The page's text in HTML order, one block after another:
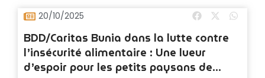
20/10/2025
BDD/Caritas Bunia dans la lutte contre
l’insécurité alimentaire : Une lueur
d’espoir pour les petits paysans de